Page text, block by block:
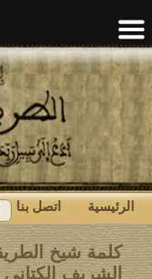
الرئيسية اتصل بنا
كلمة شيخ
الشريف